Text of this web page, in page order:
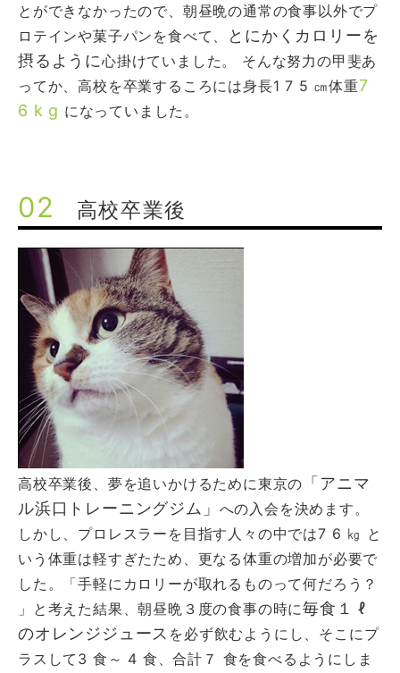
とができなかったので、朝昼晩の通常の食事以外でプ
ロテインや菓子パンを食べて、
とにかくカロリーを
摂るように心掛けていました。 そんな努力の甲斐あ
ってか、高校を卒業するころには身長1 7 5 ㎝体重7
6 k g になっていました。
02 高校卒業後
高校卒業後、夢を追いかけるために東京の 「アニマ
ル浜口トレーニングジム」 への入会を決めます。
しかし、プロレスラーを目指す人々の中では7 6 ㎏ と
いう体重は軽すぎたため、更なる体重の増加が必要で
した。「手軽にカロリーが取れるものって何だろう？
」と考えた結果、朝昼晩３度の食事の時に毎食１ ℓ
のオレンジジュース を必ず飲むようにし、そこにプ
ラスして3 食～ 4 食、合計７ 食を食べるようにしま